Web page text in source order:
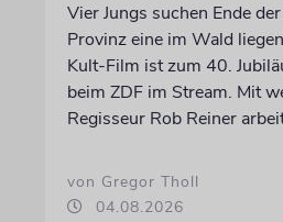
Vier Jungs suchen Ende
Provinz eine im Wald
Kult-Film ist zum 40.
beim ZDF im Stream. Mit
Regisseur Rob Reiner
von Gregor Tholl
04.08.2026